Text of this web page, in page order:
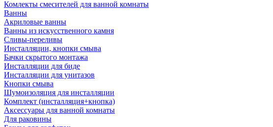
Комлекты смесителей для ванной комнаты
Ванны
Акриловые ванны
Ванны из искусственного камня
Сливы-переливы
Инсталляции, кнопки смыва
Бачки скрытого монтажа
Инсталляции для биде
Инсталляции для унитазов
Кнопки смыва
Шумоизоляция для инсталляции
Комплект (инсталляция+кнопка)
Аксессуары для ванной комнаты
Для раковины